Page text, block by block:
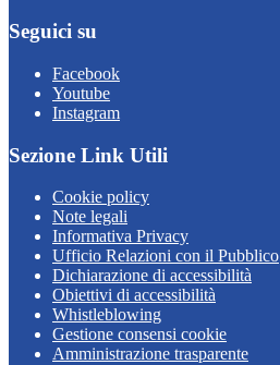
Seguici su
Facebook
Youtube
Instagram
Sezione Link Utili
Cookie policy
Note legali
Informativa Privacy
Ufficio Relazioni con il Pubblico
Dichiarazione di accessibilità
Obiettivi di accessibilità
Whistleblowing
Gestione consensi cookie
Amministrazione trasparente